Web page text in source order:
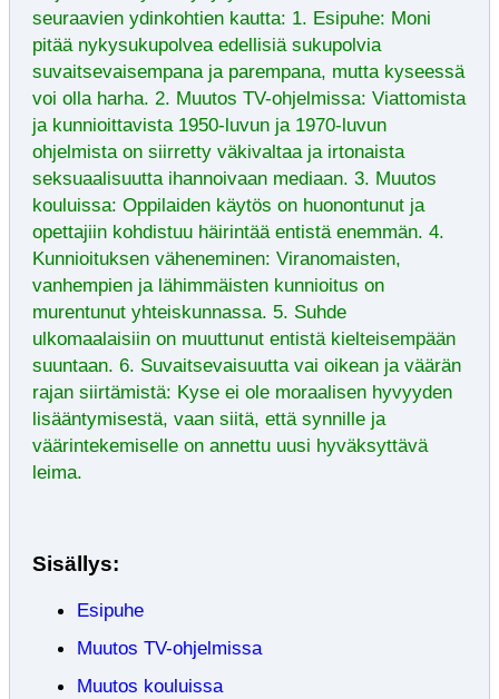
seuraavien ydinkohtien kautta: 1. Esipuhe: Moni
pitää nykysukupolvea edellisiä sukupolvia
suvaitsevaisempana ja parempana, mutta kyseessä
voi olla harha. 2. Muutos TV-ohjelmissa: Viattomista
ja kunnioittavista 1950-luvun ja 1970-luvun
ohjelmista on siirretty väkivaltaa ja irtonaista
seksuaalisuutta ihannoivaan mediaan. 3. Muutos
kouluissa: Oppilaiden käytös on huonontunut ja
opettajiin kohdistuu häirintää entistä enemmän. 4.
Kunnioituksen väheneminen: Viranomaisten,
vanhempien ja lähimmäisten kunnioitus on
murentunut yhteiskunnassa. 5. Suhde
ulkomaalaisiin on muuttunut entistä kielteisempään
suuntaan. 6. Suvaitsevaisuutta vai oikean ja väärän
rajan siirtämistä: Kyse ei ole moraalisen hyvyyden
lisääntymisestä, vaan siitä, että synnille ja
väärintekemiselle on annettu uusi hyväksyttävä
leima.
Sisällys:
Esipuhe
Muutos TV-ohjelmissa
Muutos kouluissa